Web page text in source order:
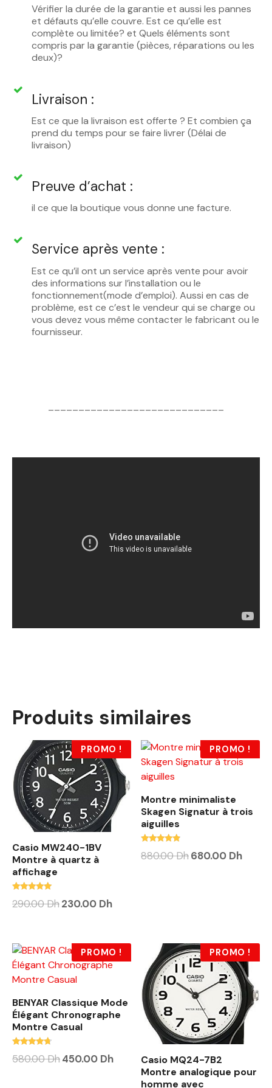
Vérifier la durée de la garantie et aussi les pannes
et défauts qu’elle couvre. Est ce qu’elle est
complète ou limitée? et Quels éléments sont
compris par la garantie (pièces, réparations ou les
deux)?
Livraison :
Est ce que la livraison est offerte ? Et combien ça
prend du temps pour se faire livrer (Délai de
livraison)
Preuve d’achat :
il ce que la boutique vous donne une facture.
Service après vente :
Est ce qu’il ont un service après vente pour avoir
des informations sur l’installation ou le
fonctionnement(mode d’emploi). Aussi en cas de
problème, est ce c’est le vendeur qui se charge ou
vous devez vous même contacter le fabricant ou le
fournisseur.
Produits similaires
PROMO !
Casio MW240-1BV
Montre à quartz à
affichage
4.88
290.00Dh230.00 Dh
PROMO !
Montre minimaliste
Skagen Signatur à trois
aiguilles
4.63
880.00Dh680.00 Dh
PROMO !
BENYAR Classique Mode
Élégant Chronographe
Montre Casual
4.50
580.00Dh450.00 Dh
PROMO !
Casio MQ24-7B2
Montre analogique pour
homme avec